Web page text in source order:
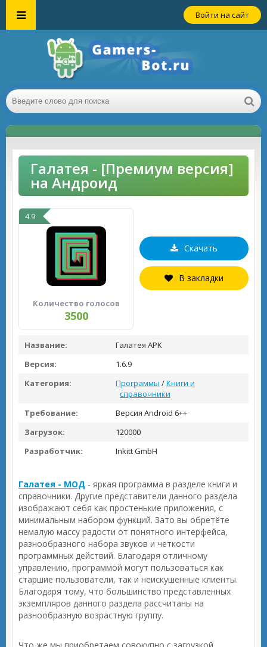
Войти на сайт
Галатея - [Премиум версия]
на Андроид
4.9
Количество голосов
3500
Скачать
В закладки
Название:
Галатея APK
Версия:
1.6.9
Категория:
Программы /Книги и
справочники
Требование:
Версия Android 6++
Загрузок:
120000
Разработчик:
Inkitt GmbH
Галатея - МОД - яркая программа в разделе книги и
справочники. Другие представители данного раздела
изображают себя как простенькие приложения, с
минимальным набором функций. Зато вы обретёте
немалую массу радости от понятного интерфейса,
разнообразного набора звуков и четкости
программных действий. Благодаря отличному
управлению, программой могут пользоваться как
старшие пользователи, так и неискушенные клиенты.
Благодаря тому, что большинство представленных
экземпляров данного раздела рассчитаны на
разнообразную возрастную группу.